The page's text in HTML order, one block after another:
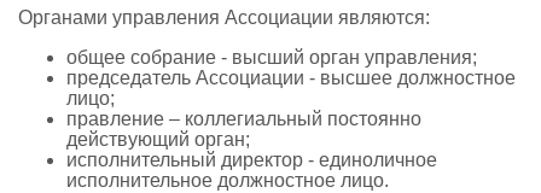
Органами управления Ассоциации являются:
общее собрание - высший орган управления;
председатель Ассоциации - высшее должностное
лицо;
правление – коллегиальный постоянно
действующий орган;
исполнительный директор - единоличное
исполнительное должностное лицо.